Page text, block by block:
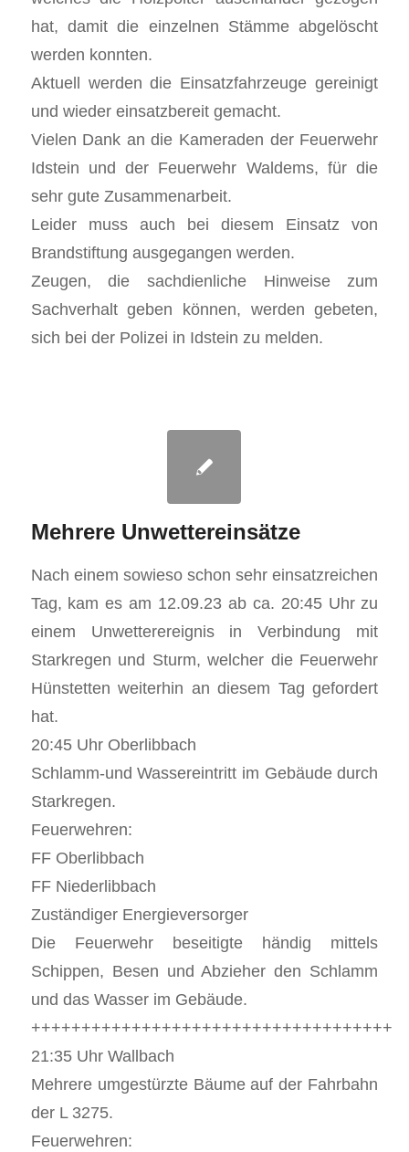
hat, damit die einzelnen Stämme abgelöscht
werden konnten.
Aktuell werden die Einsatzfahrzeuge gereinigt
und wieder einsatzbereit gemacht.
Vielen Dank an die Kameraden der Feuerwehr
Idstein und der Feuerwehr Waldems, für die
sehr gute Zusammenarbeit.
Leider muss auch bei diesem Einsatz von
Brandstiftung ausgegangen werden.
Zeugen, die sachdienliche Hinweise zum
Sachverhalt geben können, werden gebeten,
sich bei der Polizei in Idstein zu melden.
Mehrere Unwettereinsätze
Nach einem sowieso schon sehr einsatzreichen
Tag, kam es am 12.09.23 ab ca. 20:45 Uhr zu
einem Unwetterereignis in Verbindung mit
Starkregen und Sturm, welcher die Feuerwehr
Hünstetten weiterhin an diesem Tag gefordert
hat.
20:45 Uhr Oberlibbach
Schlamm-und Wassereintritt im Gebäude durch
Starkregen.
Feuerwehren:
FF Oberlibbach
FF Niederlibbach
Zuständiger Energieversorger
Die Feuerwehr beseitigte händig mittels
Schippen, Besen und Abzieher den Schlamm
und das Wasser im Gebäude.
++++++++++++++++++++++++++++++++++++
21:35 Uhr Wallbach
Mehrere umgestürzte Bäume auf der Fahrbahn
der L 3275.
Feuerwehren: